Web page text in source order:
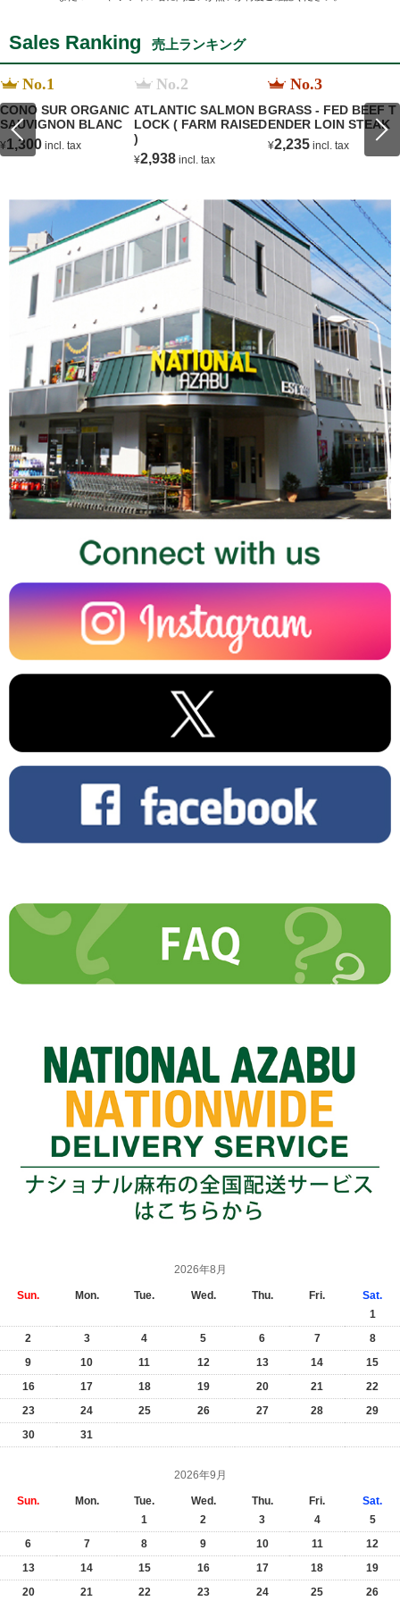
Sales Ranking 売上ランキング
No.1
CONO SUR ORGANIC
SAUVIGNON BLANC
¥1,300 incl. tax
No.2
ATLANTIC SALMON B
LOCK ( FARM RAISED
)
¥2,938 incl. tax
No.3
GRASS - FED BEEF T
ENDER LOIN STEAK
¥2,235 incl. tax
2026年8月
Sun. Mon. Tue. Wed. Thu. Fri.
Sat.
1
2
3 4 5 6 7
8
9
10 11 12 13 14
15
16
17 18 19 20 21
22
23
24 25 26 27 28
29
30
31
2026年9月
Sun. Mon. Tue. Wed. Thu. Fri.
Sat.
1
2 3 4
5
6
7 8 9 10 11
12
13
14 15 16 17 18
19
20
21 22 23 24 25 26